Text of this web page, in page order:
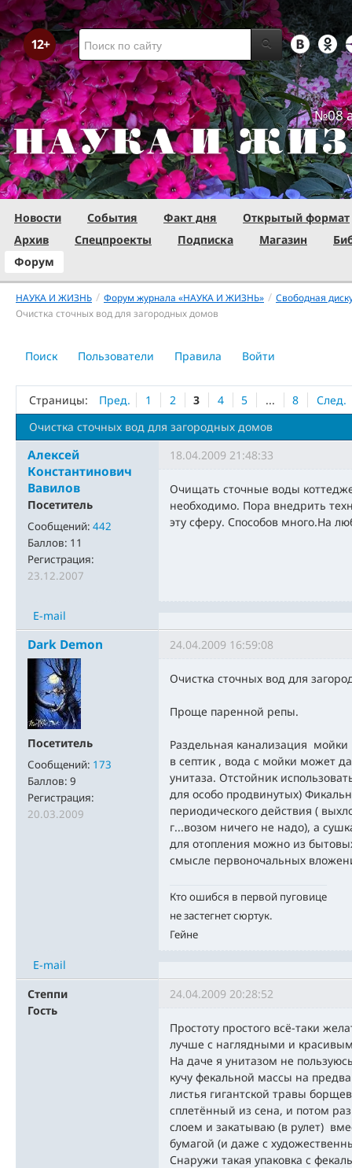
№08
Новости События Факт дня
Открытый формат
Архив
Спецпроекты Подписка Магазин
Форум
НАУКА И ЖИЗНЬ / Форум журнала «НАУКА И ЖИЗНЬ» / Свободная
Очистка сточных вод для загородных домов
Поиск Пользователи Правила Войти
Страницы: Пред. 1 2 3 4 5 ... 8
След.
Очистка сточных вод для загородных домов
Алексей
Константинович
Вавилов
Посетитель
Сообщений: 442
Баллов: 11
Регистрация:
23.12.2007
18.04.2009 21:48:33
Очищать сточные воды
необходимо. Пора внедрить
эту сферу. Способов много.На
E-mail
Dark Demon
Посетитель
Сообщений: 173
Баллов: 9
Регистрация:
20.03.2009
24.04.2009 16:59:08
Очистка сточных вод для
Проще паренной репы.
Раздельная канализация
в септик , вода с мойки может
унитаза. Отстойник
для особо продвинутых)
периодического действия (
г...возом ничего не надо), а
для отопления можно из
смысле первоночальных
Кто ошибся в первой пуговице
не застегнет сюртук.
Гейне
E-mail
Степпи
Гость
24.04.2009 20:28:52
Простоту простого всё-таки
лучше с наглядными и
На даче я унитазом не
кучу фекальной массы на
листья гигантской травы
сплетённый из сена, и потом
слоем и закатываю (в рулет)
бумагой (и даже с
Снаружи такая упаковка с